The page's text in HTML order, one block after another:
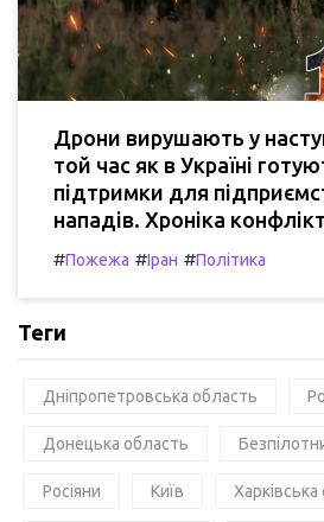
Дрони вирушають у
той час як в Україні
підтримки для
нападів. Хроніка
#Пожежа #Іран #Політика
Теги
Дніпропетровська область
Донецька область
Росіяни Київ